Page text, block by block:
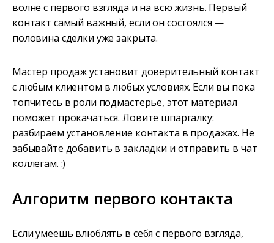
волне с первого взгляда и на всю жизнь. Первый
контакт самый важный, если он состоялся —
половина сделки уже закрыта.
Мастер продаж установит доверительный контакт
с любым клиентом в любых условиях. Если вы пока
топчитесь в роли подмастерье, этот материал
поможет прокачаться. Ловите шпаргалку:
разбираем установление контакта в продажах. Не
забывайте добавить в закладки и отправить в чат
коллегам. :)
Алгоритм первого контакта
Если умеешь влюблять в себя с первого взгляда,